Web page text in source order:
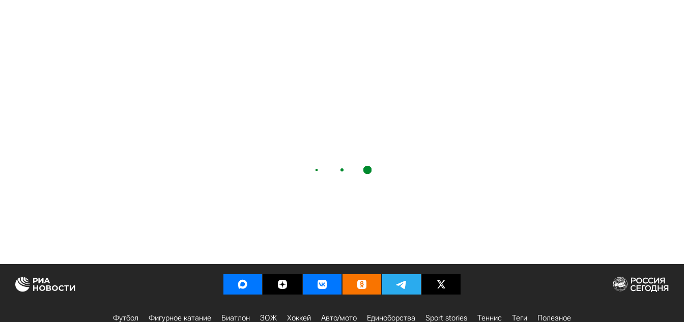
Футбол Фигурное катание Биатлон ЗОЖ Хоккей Авто/мото Единоборства Sport stories Теннис Теги Полезное